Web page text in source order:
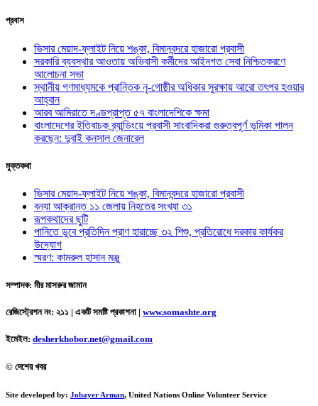
প্রবাস
ভিসার মেয়াদ-ফ্লাইট নিয়ে শঙ্কা, বিমানবন্দরে হাজারো প্রবাসী
সরকারি ব্যবস্থার আওতায় অভিবাসী কর্মীদের আইনগত সেবা নিশ্চিতকরণে
আলোচনা সভা
স্থানীয় গণমাধ্যমকে প্রান্তিক নৃ-গোষ্ঠীর অধিকার সুরক্ষায় আরো তৎপর হওয়ার
আহ্বান
আরব আমিরাতে দণ্ডপ্রাপ্ত ৫৭ বাংলাদেশিকে ক্ষমা
বাংলাদেশের ইতিবাচক ব্র্যান্ডিংয়ে প্রবাসী সাংবাদিকরা গুরুত্বপূর্ণ ভূমিকা পালন
করছেন: দুবাই কনসাল জেনারেল
মুক্তকথা
ভিসার মেয়াদ-ফ্লাইট নিয়ে শঙ্কা, বিমানবন্দরে হাজারো প্রবাসী
বন্যা আক্রান্ত ১১ জেলায় নিহতের সংখ্যা ৩১
রূপকথাদের ছুটি
পানিতে ডুবে প্রতিদিন প্রাণ হারাচ্ছে ৩২ শিশু, প্রতিরোধে দরকার কার্যকর
উদ্যোগ
স্মরণ: কামরুল হাসান মঞ্জু
সম্পাদক: মীর মাসরুর জামান
রেজিস্ট্রেশন নং: ২১১ | একটি সমষ্টি প্রকাশনা | www.somashte.org
ইমেইল: desherkhobor.net@gmail.com
© দেশের খবর
Site developed by: Jobayer Arman, United Nations Online Volunteer Service